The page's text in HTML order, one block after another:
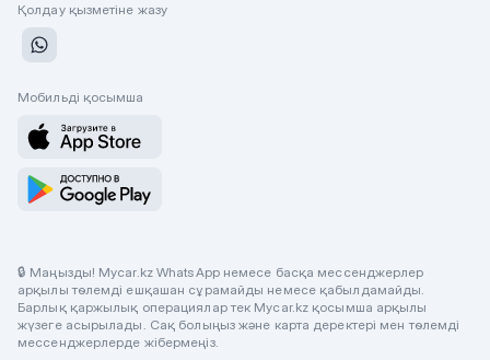
Қолдау қызметіне жазу
Мобильді қосымша
🔒 Маңызды! Mycar.kz WhatsApp немесе басқа мессенджерлер
арқылы төлемді ешқашан сұрамайды немесе қабылдамайды.
Барлық қаржылық операциялар тек Mycar.kz қосымша арқылы
жүзеге асырылады. Сақ болыңыз және карта деректері мен төлемді
мессенджерлерде жібермеңіз.